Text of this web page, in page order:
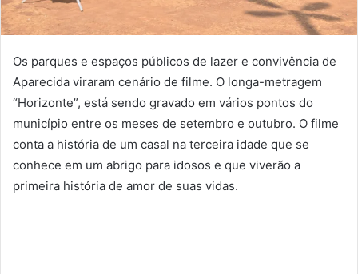
Os parques e espaços públicos de lazer e convivência de
Aparecida viraram cenário de filme. O longa-metragem
“Horizonte”, está sendo gravado em vários pontos do
município entre os meses de setembro e outubro. O filme
conta a história de um casal na terceira idade que se
conhece em um abrigo para idosos e que viverão a
primeira história de amor de suas vidas.